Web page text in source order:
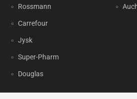
Rossmann
Carrefour
Jysk
Super-Pharm
Douglas